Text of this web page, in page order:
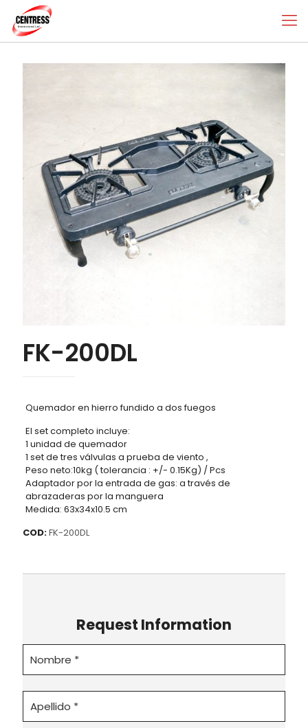
FK-200DL
Quemador en hierro fundido a dos fuegos
El set completo incluye:
1 unidad de quemador
1 set de tres válvulas a prueba de viento ,
Peso neto:10kg ( tolerancia : +/- 0.15Kg) / Pcs
Adaptador por la entrada de gas: a través de
abrazaderas por la manguera
Medida: 63x34x10.5 cm
COD:FK-200DL
Request Information